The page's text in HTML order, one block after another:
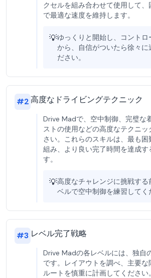
クセルを組み合わせて使用​​して
で最適な速度を維持します。
💡ゆっくりと開始し、コントロ
から、自信がついたら徐々に
ださい。
#2高度なドライビングテクニック
Drive Madで、空中制御、完璧な
ストの使用などの高度なテクニ
さい。これらのスキルは、最も困
組み、より良い完了時間を達成す
す。
💡高度なチャレンジに挑戦する
ベルで空中制御を練習してく
#3 レベル完了戦略
Drive Madの各レベルには、独自
です。レイアウトを調べ、主要な
ルートを慎重に計画してくださ